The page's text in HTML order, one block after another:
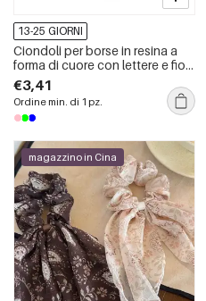
13-25 GIORNI
Ciondoli per borse in resina a
forma di cuore con lettere e fiori
della serie Simple Sweet Flower,
con perline intrecciate e farfalle
di colori misti.
€3,41
Ordine min. di 1 pz.
magazzino in Cina